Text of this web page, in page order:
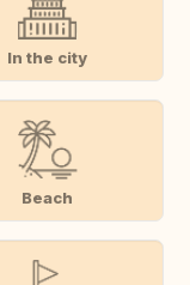
In the city
Beach